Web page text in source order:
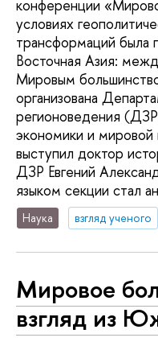
конференции
условиях
трансформаций
Восточная Азия:
Мировым
организована
регионоведения
экономики и
выступил доктор
ДЗР Евгений
языком секции стал
Наука взгляд ученого
Мировое
взгляд из